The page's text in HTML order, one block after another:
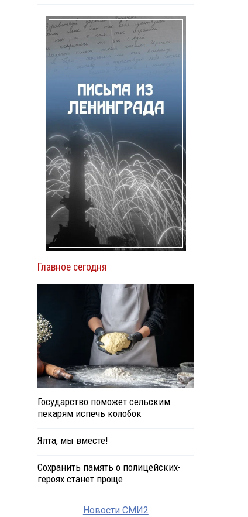
Главное сегодня
Государство поможет сельским
пекарям испечь колобок
Ялта, мы вместе!
Сохранить память о полицейских-
героях станет проще
Новости СМИ2